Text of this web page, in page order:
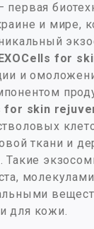
первая
и мире,
for
и
for skin
ткани и
Такие
для кожи.